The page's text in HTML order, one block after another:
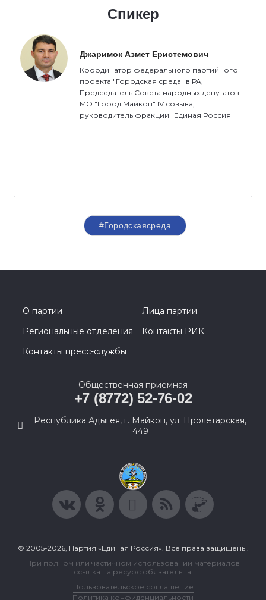
Спикер
Джаримок Азмет Еристемович
Координатор федерального партийного
проекта "Городская среда" в РА,
Председатель Совета народных депутатов
МО "Город Майкоп" IV созыва,
руководитель фракции "Единая Россия"
#Городскаясреда
О партии
Лица партии
Региональные отделения
Контакты РИК
Контакты пресс-службы
Общественная приемная
+7 (8772) 52-76-02
Республика Адыгея, г. Майкоп, ул. Пролетарская,
449
© 2005-2026, Партия «Единая Россия». Все права защищены.
При полном или частичном использовании материалов
ссылка на ресурс обязательна.
Пользовательское соглашение
Политика конфиденциальности